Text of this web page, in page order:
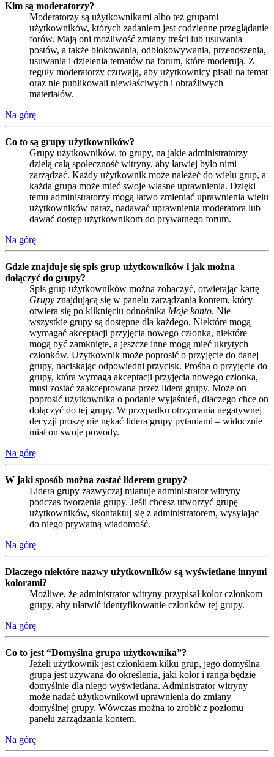
Kim są moderatorzy?
Moderatorzy są użytkownikami albo też grupami
użytkowników, których zadaniem jest codzienne przeglądanie
forów. Mają oni możliwość zmiany treści lub usuwania
postów, a także blokowania, odblokowywania, przenoszenia,
usuwania i dzielenia tematów na forum, które moderują. Z
reguły moderatorzy czuwają, aby użytkownicy pisali na temat
oraz nie publikowali niewłaściwych i obraźliwych
materiałów.
Na górę
Co to są grupy użytkowników?
Grupy użytkowników, to grupy, na jakie administratorzy
dzielą całą społeczność witryny, aby łatwiej było nimi
zarządzać. Każdy użytkownik może należeć do wielu grup, a
każda grupa może mieć swoje własne uprawnienia. Dzięki
temu administratorzy mogą łatwo zmieniać uprawnienia wielu
użytkowników naraz, nadawać uprawnienia moderatora lub
dawać dostęp użytkownikom do prywatnego forum.
Na górę
Gdzie znajduje się spis grup użytkowników i jak można
dołączyć do grupy?
Spis grup użytkowników można zobaczyć, otwierając kartę
Grupy znajdującą się w panelu zarządzania kontem, który
otwiera się po kliknięciu odnośnika Moje konto. Nie
wszystkie grupy są dostępne dla każdego. Niektóre mogą
wymagać akceptacji przyjęcia nowego członka, niektóre
mogą być zamknięte, a jeszcze inne mogą mieć ukrytych
członków. Użytkownik może poprosić o przyjęcie do danej
grupy, naciskając odpowiedni przycisk. Prośba o przyjęcie do
grupy, która wymaga akceptacji przyjęcia nowego członka,
musi zostać zaakceptowana przez lidera grupy. Może on
poprosić użytkownika o podanie wyjaśnień, dlaczego chce on
dołączyć do tej grupy. W przypadku otrzymania negatywnej
decyzji proszę nie nękać lidera grupy pytaniami – widocznie
miał on swoje powody.
Na górę
W jaki sposób można zostać liderem grupy?
Lidera grupy zazwyczaj mianuje administrator witryny
podczas tworzenia grupy. Jeśli chcesz utworzyć grupę
użytkowników, skontaktuj się z administratorem, wysyłając
do niego prywatną wiadomość.
Na górę
Dlaczego niektóre nazwy użytkowników są wyświetlane innymi
kolorami?
Możliwe, że administrator witryny przypisał kolor członkom
grupy, aby ułatwić identyfikowanie członków tej grupy.
Na górę
Co to jest “Domyślna grupa użytkownika”?
Jeżeli użytkownik jest członkiem kilku grup, jego domyślna
grupa jest używana do określenia, jaki kolor i ranga będzie
domyślnie dla niego wyświetlana. Administrator witryny
może nadać użytkownikowi uprawnienia do zmiany
domyślnej grupy. Wówczas można to zrobić z poziomu
panelu zarządzania kontem.
Na górę